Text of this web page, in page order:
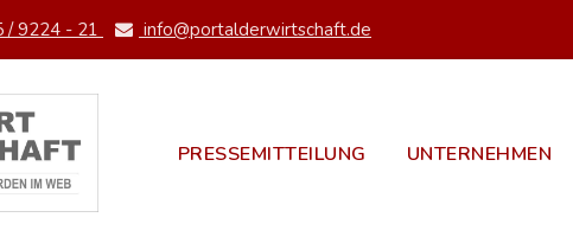
/ 9224 - 21 info@portalderwirtschaft.de
PRESSEMITTEILUNG UNTERNEHMEN